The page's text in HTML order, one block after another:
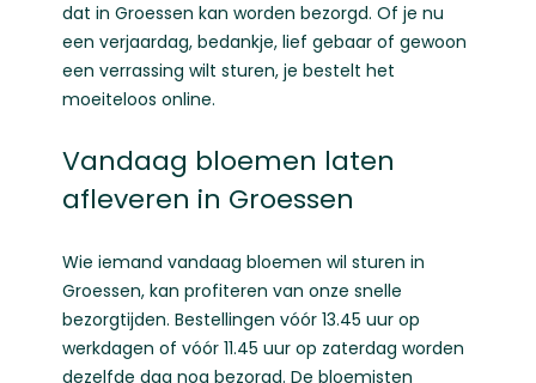
dat in Groessen kan worden bezorgd. Of je nu
een verjaardag, bedankje, lief gebaar of gewoon
een verrassing wilt sturen, je bestelt het
moeiteloos online.
Vandaag bloemen laten
afleveren in Groessen
Wie iemand vandaag bloemen wil sturen in
Groessen, kan profiteren van onze snelle
bezorgtijden. Bestellingen vóór 13.45 uur op
werkdagen of vóór 11.45 uur op zaterdag worden
dezelfde dag nog bezorgd. De bloemisten